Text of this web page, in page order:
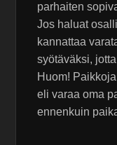
parhaiten
Jos haluat
kannattaa
syötäväksi,
Huom!
eli varaa oma
ennenkuin